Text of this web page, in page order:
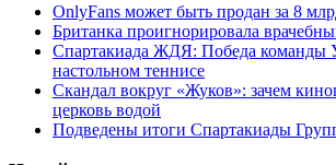
OnlyFans может быть продан за 8
Британка проигнорировала
Спартакиада ЖДЯ: Победа команды
настольном теннисе
Скандал вокруг «Жуков»: зачем
церковь водой
Подведены итоги Спартакиады